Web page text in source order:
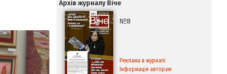
Архів журналу Віче
№8
Реклама в журналі
Інформація авторам